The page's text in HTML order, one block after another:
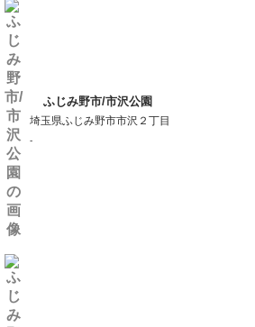
ふじみ野市/市沢公園
埼玉県ふじみ野市市沢２丁目
-